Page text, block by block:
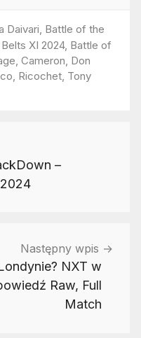
Daivari Battle of the
XI 2024, Battle of
Cameron Don
Ricochet Tony
–
Następny wpis
NXT w
Raw, Full
Match